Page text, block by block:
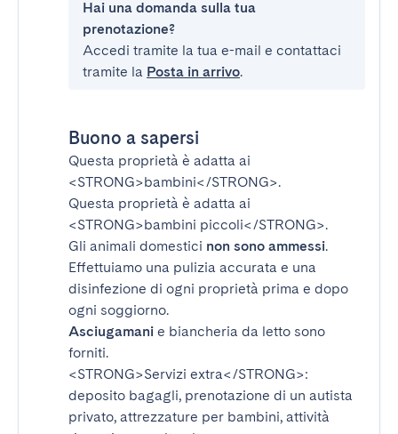
Hai una domanda sulla tua
prenotazione?
Accedi tramite la tua e-mail e contattaci
tramite la Posta in arrivo.
Buono a sapersi
Questa proprietà è adatta ai
<STRONG>bambini</STRONG>.
Questa proprietà è adatta ai
<STRONG>bambini piccoli</STRONG>.
Gli animali domestici non sono ammessi.
Effettuiamo una pulizia accurata e una
disinfezione di ogni proprietà prima e dopo
ogni soggiorno.
Asciugamani e biancheria da letto sono
forniti.
<STRONG>Servizi extra</STRONG>:
deposito bagagli, prenotazione di un autista
privato, attrezzature per bambini, attività